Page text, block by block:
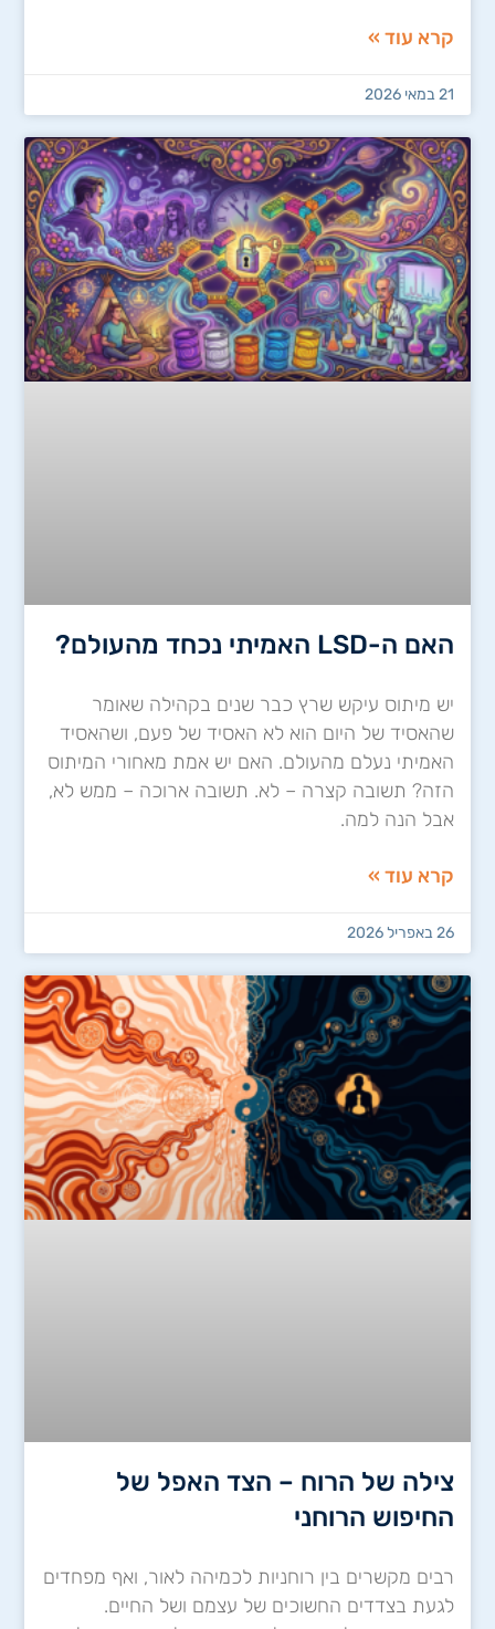
קרא עוד »
21 במאי 2026
האם ה-LSD האמיתי נכחד מהעולם?
יש מיתוס עיקש שרץ כבר שנים בקהילה שאומר
שהאסיד של היום הוא לא האסיד של פעם, ושהאסיד
האמיתי נעלם מהעולם. האם יש אמת מאחורי המיתוס
הזה? תשובה קצרה – לא. תשובה ארוכה – ממש לא,
אבל הנה למה.
קרא עוד »
26 באפריל 2026
צילה של הרוח – הצד האפל של
החיפוש הרוחני
רבים מקשרים בין רוחניות לכמיהה לאור, ואף מפחדים
לגעת בצדדים החשוכים של עצמם ושל החיים.